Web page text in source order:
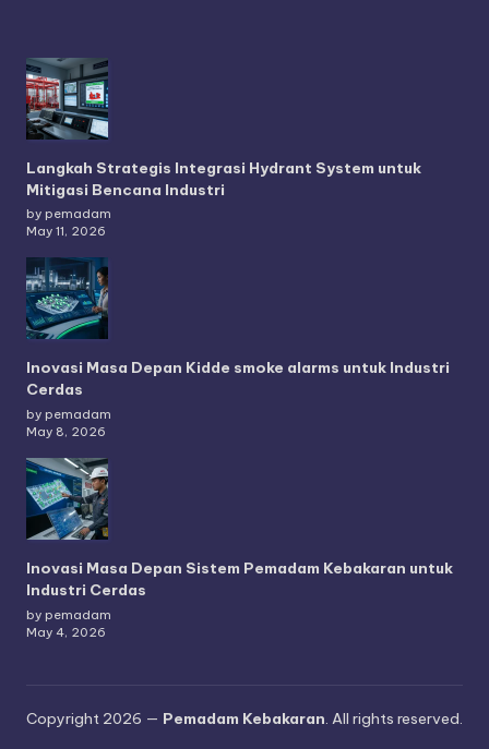
Langkah Strategis Integrasi Hydrant System untuk
Mitigasi Bencana Industri
by pemadam
May 11, 2026
Inovasi Masa Depan Kidde smoke alarms untuk Industri
Cerdas
by pemadam
May 8, 2026
Inovasi Masa Depan Sistem Pemadam Kebakaran untuk
Industri Cerdas
by pemadam
May 4, 2026
Copyright 2026 — Pemadam Kebakaran. All rights reserved.